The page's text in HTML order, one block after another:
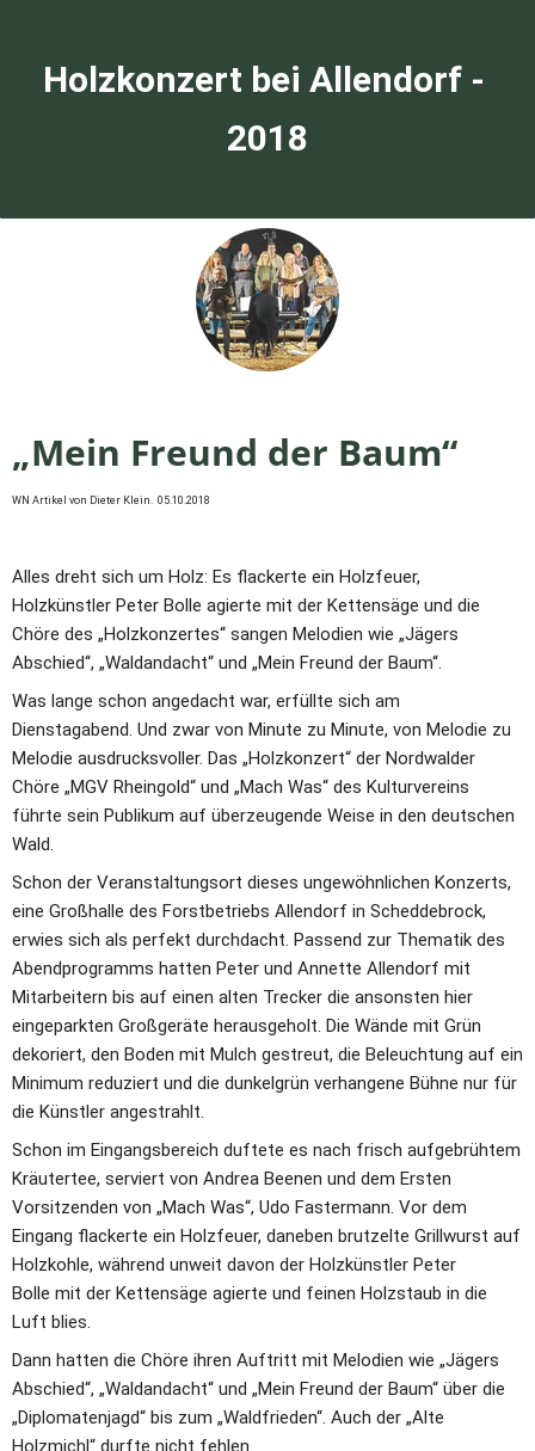
Holzkonzert bei Allendorf -
2018
„Mein Freund der Baum“
WN Artikel von Dieter Klein.  05.10.2018
Alles dreht sich um Holz: Es flackerte ein Holzfeuer,
Holzkünstler Peter Bolle agierte mit der Kettensäge und die
Chöre des „Holzkonzertes“ sangen Melodien wie „Jägers
Abschied“, „Waldandacht“ und „Mein Freund der Baum“.
Was lange schon angedacht war, erfüllte sich am
Dienstagabend. Und zwar von Minute zu Minute, von Melodie zu
Melodie ausdrucksvoller. Das „Holzkonzert“ der Nordwalder
Chöre „MGV Rheingold“ und „Mach Was“ des Kulturvereins
führte sein Publikum auf überzeugende Weise in den deutschen
Wald.
Schon der Veranstaltungsort dieses ungewöhnlichen Konzerts,
eine Großhalle des Forstbetriebs Allendorf in Scheddebrock,
erwies sich als perfekt durchdacht. Passend zur Thematik des
Abendprogramms hatten Peter und Annette Allendorf mit
Mitarbeitern bis auf einen alten Trecker die ansonsten hier
eingeparkten Großgeräte herausgeholt. Die Wände mit Grün
dekoriert, den Boden mit Mulch gestreut, die Beleuchtung auf ein
Minimum reduziert und die dunkelgrün verhangene Bühne nur für
die Künstler angestrahlt.
Schon im Eingangsbereich duftete es nach frisch aufgebrühtem
Kräutertee, serviert von Andrea Beenen und dem Ersten
Vorsitzenden von „Mach Was“, Udo Fastermann. Vor dem
Eingang flackerte ein Holzfeuer, daneben brutzelte Grillwurst auf
Holzkohle, während unweit davon der Holzkünstler Peter
Bolle mit der Kettensäge agierte und feinen Holzstaub in die
Luft blies.
Dann hatten die Chöre ihren Auftritt mit Melodien wie „Jägers
Abschied“, „Waldandacht“ und „Mein Freund der Baum“ über die
„Diplomatenjagd“ bis zum „Waldfrieden“. Auch der „Alte
Holzmichl“ durfte nicht fehlen.